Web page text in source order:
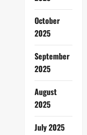
October
2025
September
2025
August
2025
July 2025